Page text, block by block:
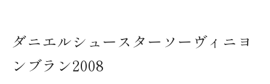
ダニエルシュースターソーヴィニヨ
ンブラン2008